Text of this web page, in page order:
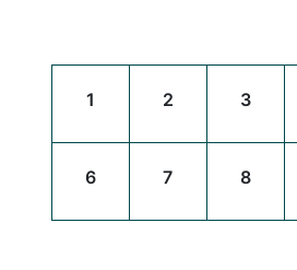
1 2 3
6 7 8